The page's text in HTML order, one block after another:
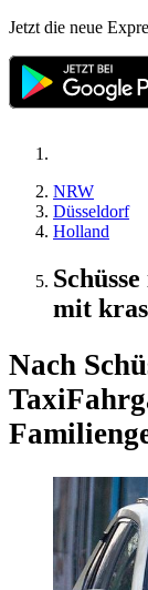
Jetzt die neue
NRW
Düsseldorf
Holland
mit
Nach
Taxi